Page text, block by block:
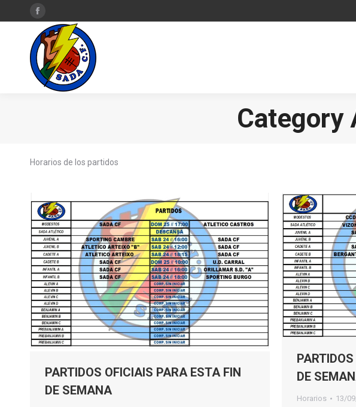
Facebook
page
opens
in
new
Category
Horarios de los partidos
PARTIDOS OFICIAIS PARA ESTA FIN
DE SEMANA
DE
Horarios 13/